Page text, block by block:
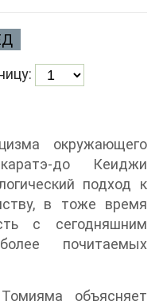
окружающего
до Кеиджи
подход к
в тоже время
с сегодняшним
почитаемых
объясняет